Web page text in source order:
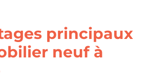
principaux
neuf à